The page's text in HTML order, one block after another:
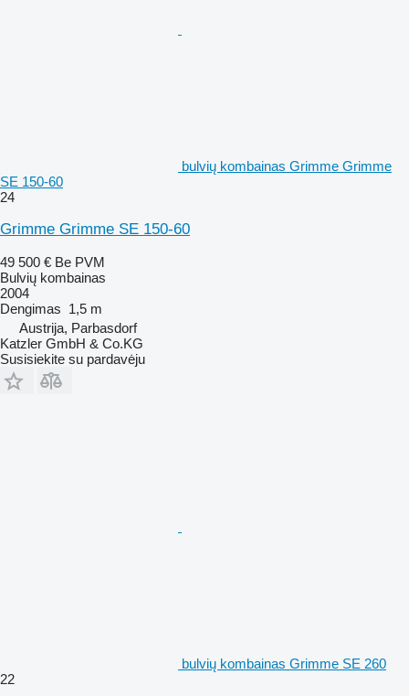
bulvių kombainas Grimme Grimme
SE 150-60
24
Grimme Grimme SE 150-60
49 500 € Be PVM
Bulvių kombainas
2004
Dengimas 1,5 m
Austrija, Parbasdorf
Katzler GmbH & Co.KG
Susisiekite su pardavėju
bulvių kombainas Grimme SE 260
22